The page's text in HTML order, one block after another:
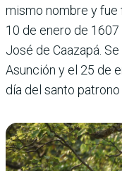
mismo nombre y fue
10 de enero de
José de Caazapá.
Asunción y el 25 de
día del santo patrono